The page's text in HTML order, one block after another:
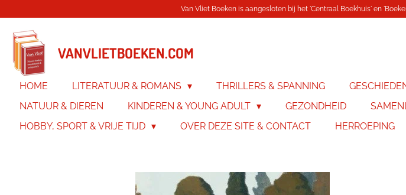
naar
hoofdinhoud
Van Vliet Boeken is aangesloten bij het 'Centraal Boekhuis' en
VANVLIETBOEKEN.COM
HOME LITERATUUR & ROMANS THRILLERS & SPANNING
NATUUR & DIEREN
KINDEREN & YOUNG ADULT GEZONDHEID
HOBBY, SPORT & VRIJE TIJD
OVER DEZE SITE & CONTACT HERROEPING